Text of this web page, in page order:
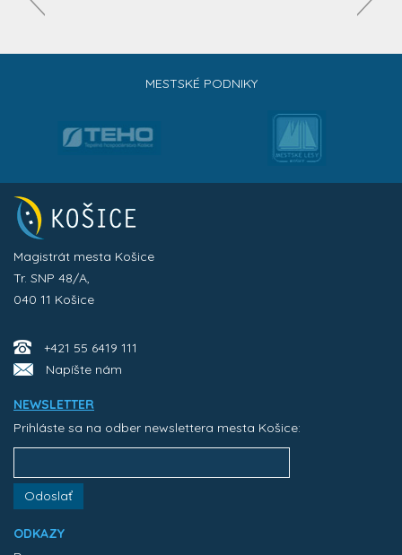
MESTSKÉ PODNIKY
Magistrát mesta Košice
Tr. SNP 48/A,
040 11 Košice
+421 55 6419 111
Napíšte nám
NEWSLETTER
Prihláste sa na odber newslettera mesta Košice:
Odoslať
ODKAZY